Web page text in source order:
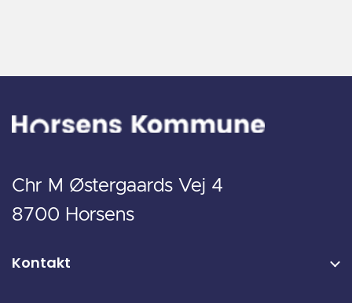
Chr M Østergaards Vej 4
8700 Horsens
Kontakt